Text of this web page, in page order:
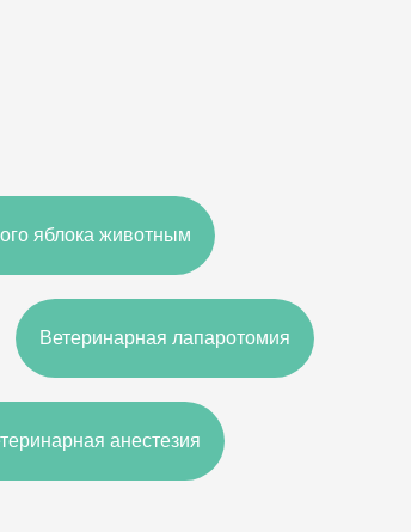
яблока животным
Ветеринарная лапаротомия
анестезия